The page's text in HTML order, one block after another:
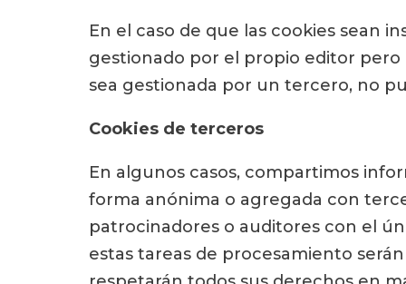
En el caso de que las cookies sean
gestionado por el propio editor
sea gestionada por un tercero, no
Cookies de terceros
En algunos casos, compartimos
forma anónima o agregada con
patrocinadores o auditores con el
estas tareas de procesamiento